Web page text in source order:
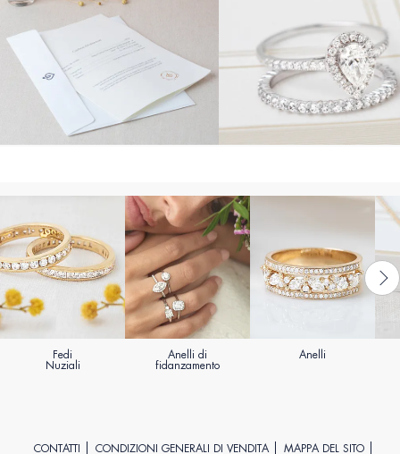
Fedi
Nuziali
Anelli di
fidanzamento
Anelli
CONTATTI CONDIZIONI GENERALI DI VENDITA MAPPA DEL SITO